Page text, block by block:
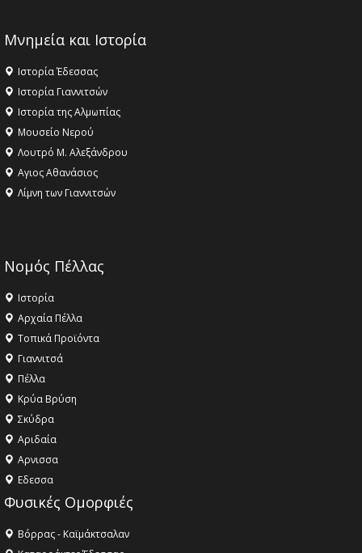
Μνημεία και Ιστορία
Ιστορία Έδεσσας
Ιστορία Γιαννιτσών
Ιστορία της Αλμωπίας
Μουσείο Νερού
Λουτρό Μ. Αλεξάνδρου
Αγιος Αθανάσιος
Λίμνη των Γιαννιτσών
Νομός Πέλλας
Ιστορία
Αρχαία Πέλλα
Τοπικά Προϊόντα
Γιαννιτσά
Πέλλα
Κρύα Βρύση
Σκύδρα
Αριδαία
Aρνισσα
Eδεσσα
Φυσικές Ομορφιές
Βόρρας - Καϊμάκτσαλαν